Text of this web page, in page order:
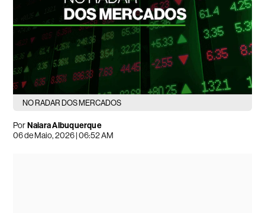
NO RADAR DOS MERCADOS
PorNaiara Albuquerque
06 de Maio, 2026 | 06:52 AM